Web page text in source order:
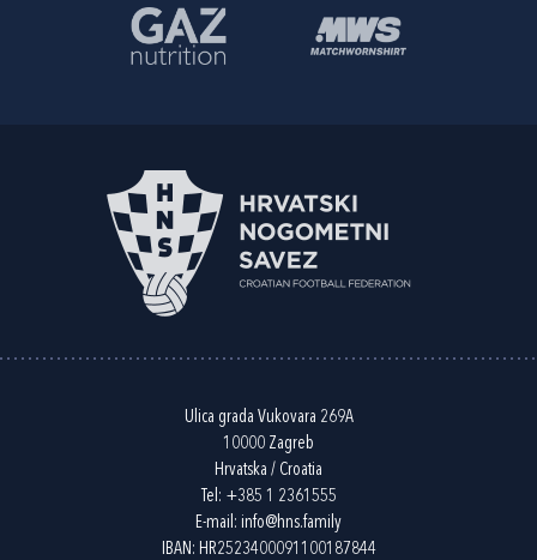
Ulica grada Vukovara 269A
10000 Zagreb
Hrvatska / Croatia
Tel: +385 1 2361555
E-mail: info@hns.family
IBAN: HR2523400091100187844